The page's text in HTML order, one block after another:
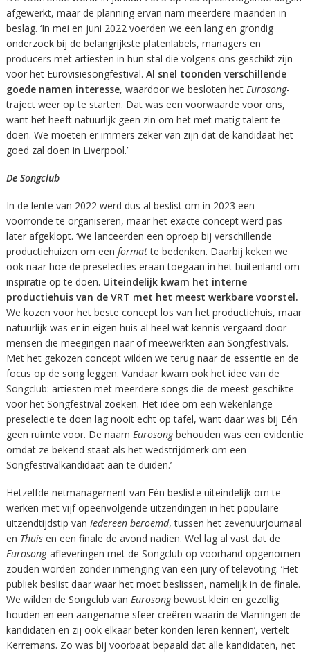
afgewerkt, maar de planning ervan nam meerdere maanden in
beslag. ‘In mei en juni 2022 voerden we een lang en grondig
onderzoek bij de belangrijkste platenlabels, managers en
producers met artiesten in hun stal die volgens ons geschikt zijn
voor het Eurovisiesongfestival. Al snel toonden verschillende
goede namen interesse, waardoor we besloten het Eurosong-
traject weer op te starten. Dat was een voorwaarde voor ons,
want het heeft natuurlijk geen zin om het met matig talent te
doen. We moeten er immers zeker van zijn dat de kandidaat het
goed zal doen in Liverpool.’
De Songclub
In de lente van 2022 werd dus al beslist om in 2023 een
voorronde te organiseren, maar het exacte concept werd pas
later afgeklopt. ‘We lanceerden een oproep bij verschillende
productiehuizen om een formatte bedenken. Daarbij keken we
ook naar hoe de preselecties eraan toegaan in het buitenland om
inspiratie op te doen. Uiteindelijk kwam het interne
productiehuis van de VRT met het meest werkbare voorstel.
We kozen voor het beste concept los van het productiehuis, maar
natuurlijk was er in eigen huis al heel wat kennis vergaard door
mensen die meegingen naar of meewerkten aan Songfestivals.
Met het gekozen concept wilden we terug naar de essentie en de
focus op de song leggen. Vandaar kwam ook het idee van de
Songclub: artiesten met meerdere songs die de meest geschikte
voor het Songfestival zoeken. Het idee om een wekenlange
preselectie te doen lag nooit echt op tafel, want daar was bij Eén
geen ruimte voor. De naam Eurosongbehouden was een evidentie
omdat ze bekend staat als het wedstrijdmerk om een
Songfestivalkandidaat aan te duiden.’
Hetzelfde netmanagement van Eén besliste uiteindelijk om te
werken met vijf opeenvolgende uitzendingen in het populaire
uitzendtijdstip van Iedereen beroemd, tussen het zevenuurjournaal
en Thuis en een finale de avond nadien. Wel lag al vast dat de
Eurosong-afleveringen met de Songclub op voorhand opgenomen
zouden worden zonder inmenging van een jury of televoting. ‘Het
publiek beslist daar waar het moet beslissen, namelijk in de finale.
We wilden de Songclub van Eurosongbewust klein en gezellig
houden en een aangename sfeer creëren waarin de Vlamingen de
kandidaten en zij ook elkaar beter konden leren kennen’, vertelt
Kerremans. Zo was bij voorbaat bepaald dat alle kandidaten, net